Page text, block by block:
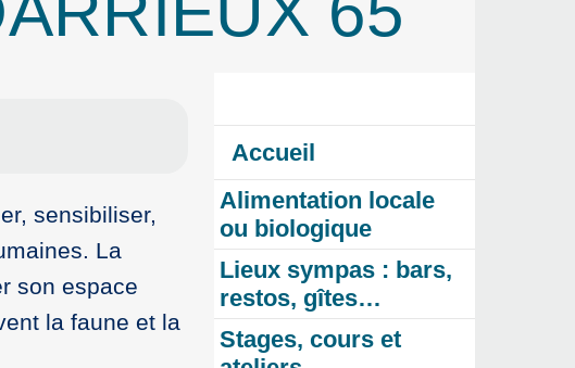
sensibiliser,
La
son espace
la faune et la
Accueil
Alimentation locale
ou biologique
Lieux sympas : bars,
restos, gîtes…
Stages, cours et